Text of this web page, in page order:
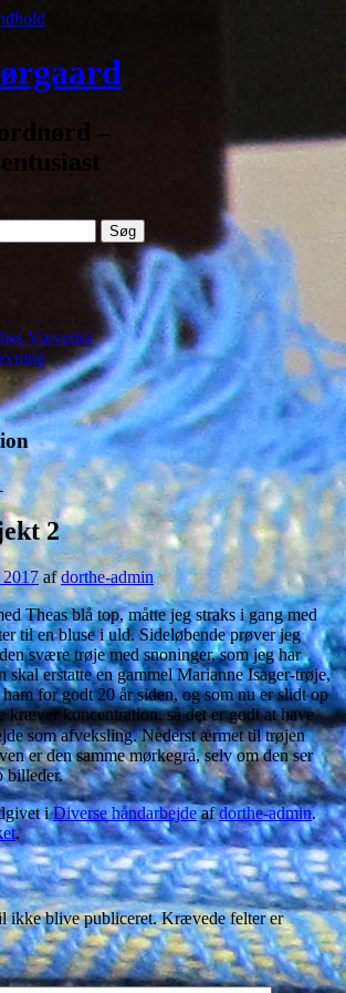
–
Væverier
2
afdorthe-admin
Theas blå top, måtte jeg straks i gang med
til en bluse i uld. Sideløbende prøver jeg
svære trøje med snoninger, som jeg har
skal erstatte en gammel Marianne Isager-trøje,
for godt 20 år siden, og som nu er slidt op
kræver koncentration, så det er godt at have
som afveksling. Nederst ærmet til trøjen
er den samme mørkegrå, selv om den ser
billeder.
iDiverse håndarbejdeafdorthe-admin.
.
ikke blive publiceret. Krævede felter er